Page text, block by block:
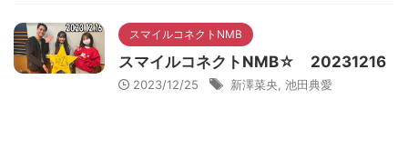
スマイルコネクトNMB
スマイルコネクトNMB☆ 20231216
2023/12/25 新澤菜央 池田典愛